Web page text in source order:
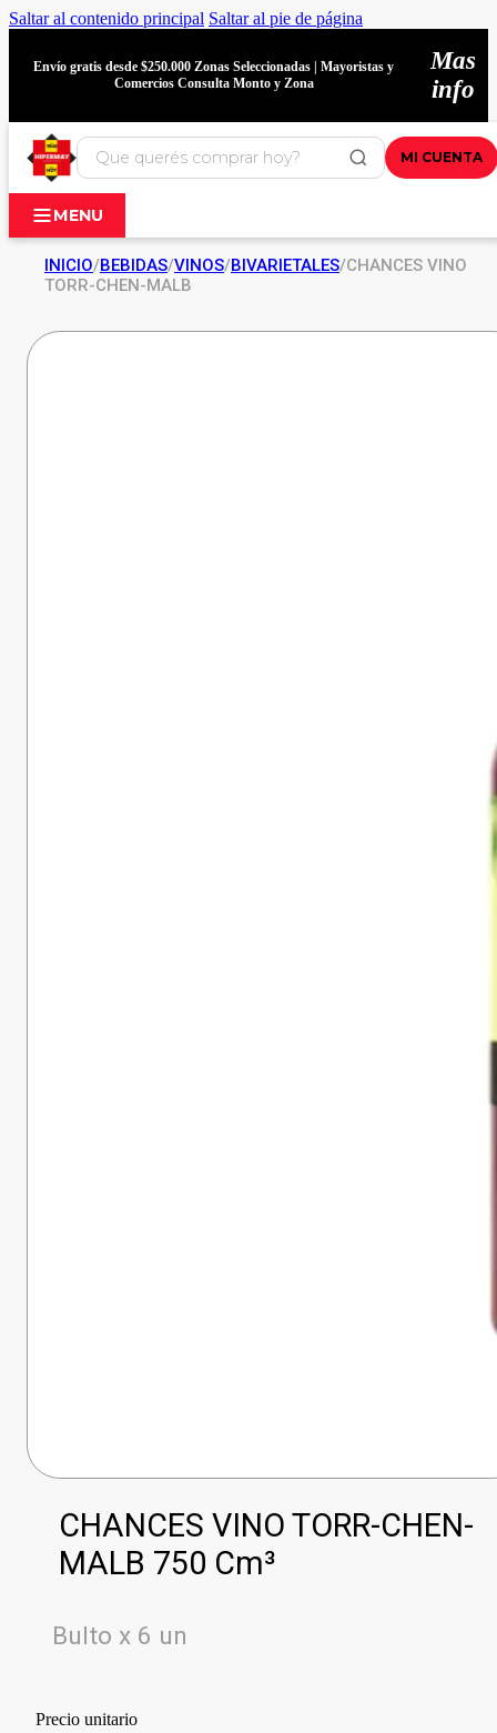
Saltar al contenido principal Saltar al pie de página
Envío gratis desde $250.000 Zonas Seleccionadas | Mayoristas y
Comercios Consulta Monto y Zona
Mas
info
MI CUENTA
MENU
INICIO/BEBIDAS/VINOS/BIVARIETALES/CHANCES VINO
TORR-CHEN-MALB
CHANCES VINO TORR-CHEN-
MALB 750 Cm³
Bulto x 6 un
Precio unitario